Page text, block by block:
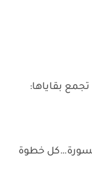
بقاياها:
خطوة